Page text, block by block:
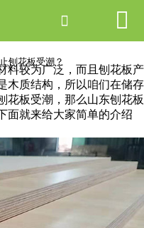
网站首页
新闻中心
走进爱游戏ayx体育
联系我们
刨花板受潮？
 
止刨花板受
料较为广泛，而且刨花板产
木质结构，所以咱们在储存
花板受潮，那么山东刨花板
面就来给大家简单的介绍